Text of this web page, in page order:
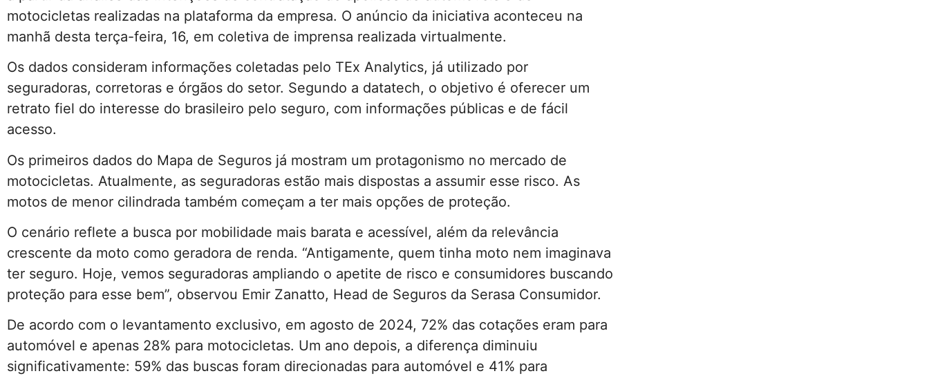
motocicletas realizadas na plataforma da empresa. O anúncio da iniciativa aconteceu na
manhã desta terça-feira, 16, em coletiva de imprensa realizada virtualmente.
Os dados consideram informações coletadas pelo TEx Analytics, já utilizado por
seguradoras, corretoras e órgãos do setor. Segundo a datatech, o objetivo é oferecer um
retrato fiel do interesse do brasileiro pelo seguro, com informações públicas e de fácil
acesso.
Os primeiros dados do Mapa de Seguros já mostram um protagonismo no mercado de
motocicletas. Atualmente, as seguradoras estão mais dispostas a assumir esse risco. As
motos de menor cilindrada também começam a ter mais opções de proteção.
O cenário reflete a busca por mobilidade mais barata e acessível, além da relevância
crescente da moto como geradora de renda. “Antigamente, quem tinha moto nem imaginava
ter seguro. Hoje, vemos seguradoras ampliando o apetite de risco e consumidores buscando
proteção para esse bem”, observou Emir Zanatto, Head de Seguros da Serasa Consumidor.
De acordo com o levantamento exclusivo, em agosto de 2024, 72% das cotações eram para
automóvel e apenas 28% para motocicletas. Um ano depois, a diferença diminuiu
significativamente: 59% das buscas foram direcionadas para automóvel e 41% para